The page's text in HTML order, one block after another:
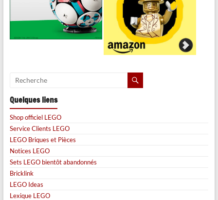
Quelques liens
Shop officiel LEGO
Service Clients LEGO
LEGO Briques et Pièces
Notices LEGO
Sets LEGO bientôt abandonnés
Bricklink
LEGO Ideas
Lexique LEGO